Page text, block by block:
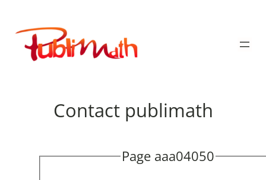
contenu
Publimath
Contact publimath
Page aaa04050